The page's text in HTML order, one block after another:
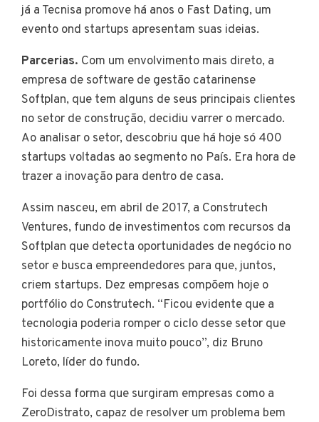
já a Tecnisa promove há anos o Fast Dating, um
evento ond startups apresentam suas ideias.
Parcerias. Com um envolvimento mais direto, a
empresa de software de gestão catarinense
Softplan, que tem alguns de seus principais clientes
no setor de construção, decidiu varrer o mercado.
Ao analisar o setor, descobriu que há hoje só 400
startups voltadas ao segmento no País. Era hora de
trazer a inovação para dentro de casa.
Assim nasceu, em abril de 2017, a Construtech
Ventures, fundo de investimentos com recursos da
Softplan que detecta oportunidades de negócio no
setor e busca empreendedores para que, juntos,
criem startups. Dez empresas compõem hoje o
portfólio do Construtech. “Ficou evidente que a
tecnologia poderia romper o ciclo desse setor que
historicamente inova muito pouco”, diz Bruno
Loreto, líder do fundo.
Foi dessa forma que surgiram empresas como a
ZeroDistrato, capaz de resolver um problema bem